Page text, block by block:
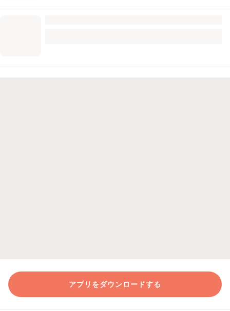
アプリをダウンロードする